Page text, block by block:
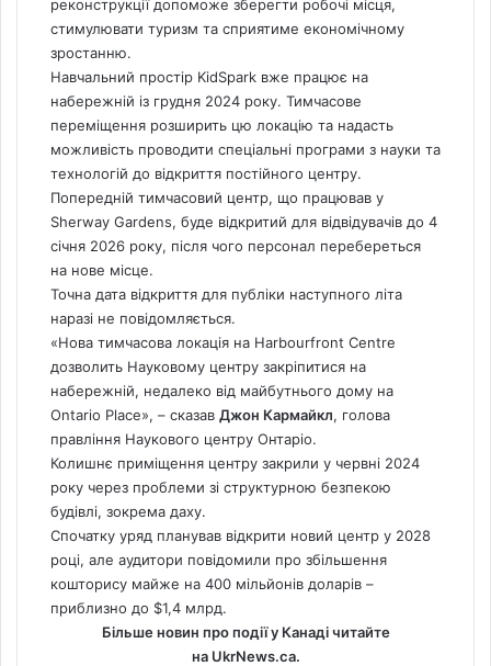
реконструкції допоможе зберегти робочі місця,
стимулювати туризм та сприятиме економічному
зростанню.
Навчальний простір KidSpark вже працює на
набережній із грудня 2024 року. Тимчасове
переміщення розширить цю локацію та надасть
можливість проводити спеціальні програми з науки та
технологій до відкриття постійного центру.
Попередній тимчасовий центр, що працював у
Sherway Gardens, буде відкритий для відвідувачів до 4
січня 2026 року, після чого персонал перебереться
на нове місце.
Точна дата відкриття для публіки наступного літа
наразі не повідомляється.
«Нова тимчасова локація на Harbourfront Centre
дозволить Науковому центру закріпитися на
набережній, недалеко від майбутнього дому на
Ontario Place», – сказав Джон Кармайкл, голова
правління Наукового центру Онтаріо.
Колишнє приміщення центру закрили у червні 2024
року через проблеми зі структурною безпекою
будівлі, зокрема даху.
Спочатку уряд планував відкрити новий центр у 2028
році, але аудитори повідомили про збільшення
кошторису майже на 400 мільйонів доларів –
приблизно до $1,4 млрд.
Більше новин про події у Канаді читайте
на UkrNews.ca.